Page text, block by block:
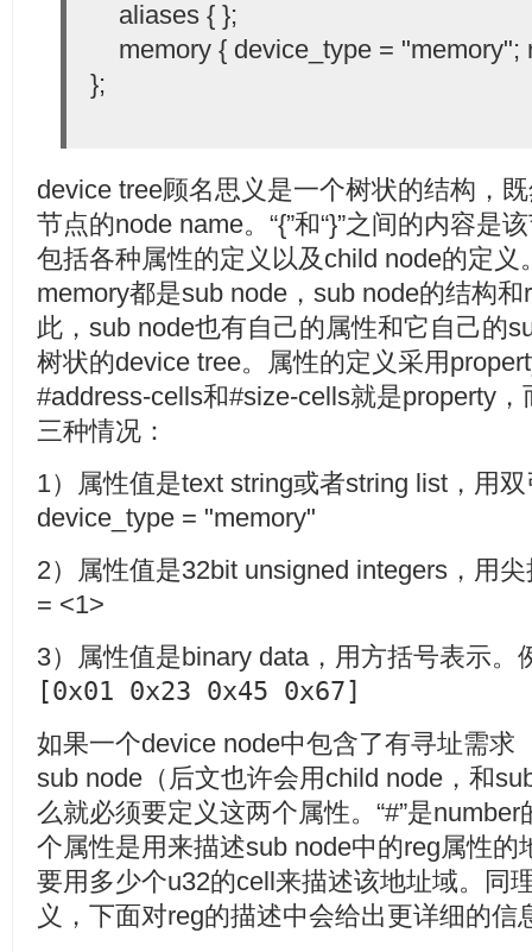
aliases { };
memory { device_type = "memory";
};
device tree顾名思义是一个树状的结构，
节点的node name。“{”和“}”之间的内容是
包括各种属性的定义以及child node的定义
memory都是sub node，sub node的结构
此，sub node也有自己的属性和它自己的
树状的device tree。属性的定义采用
#address-cells和#size-cells就是property
三种情况：
1）属性值是text string或者string list，用
device_type = "memory"
2）属性值是32bit unsigned integers，用
= <1>
3）属性值是binary data，用方括号表示。
[0x01 0x23 0x45 0x67]
如果一个device node中包含了有寻址需求
sub node（后文也许会用child node，和
么就必须要定义这两个属性。“#”是
个属性是用来描述sub node中的reg属性
要用多少个u32的cell来描述该地址域。同
义，下面对reg的描述中会给出更详细的信